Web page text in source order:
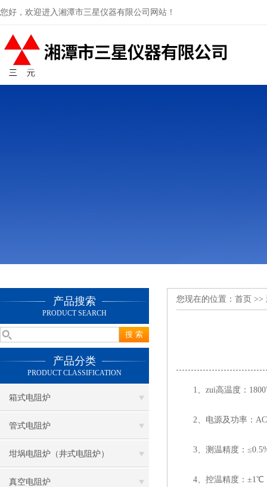
您好，欢迎进入湘潭市三星仪器有限公司网站！
产品搜索
PRODUCT SEARCH
产品分类
PRODUCT CLASSIFICATION
箱式电阻炉
管式电阻炉
坩埚电阻炉（井式电阻炉）
真空电阻炉
您现在的位置： 首页 >>
1、zui高温度：
2、电源及功率：
3、测温精度：
4、控温精度：±1℃